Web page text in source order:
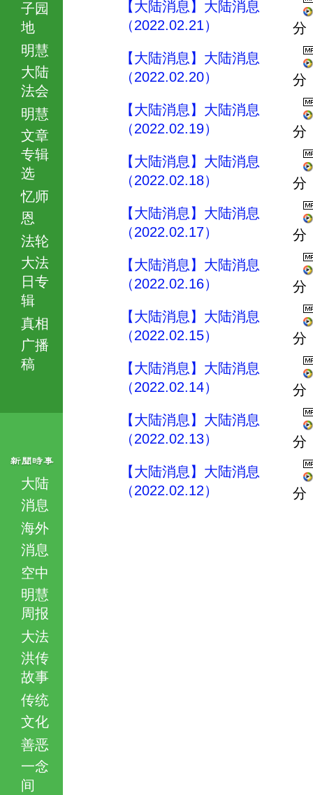
子园
地
明慧
大陆
法会
明慧
文章
专辑
选
忆师
恩
法轮
大法
日专
辑
真相
广播
稿
大陆
消息
海外
消息
空中
明慧
周报
大法
洪传
故事
传统
文化
善恶
一念
间
【大陆消息】大陆消息
（2022.02.21）
分
【大陆消息】大陆消息
（2022.02.20）
分
【大陆消息】大陆消息
（2022.02.19）
分
【大陆消息】大陆消息
（2022.02.18）
分
【大陆消息】大陆消息
（2022.02.17）
分
【大陆消息】大陆消息
（2022.02.16）
分
【大陆消息】大陆消息
（2022.02.15）
分
【大陆消息】大陆消息
（2022.02.14）
分
【大陆消息】大陆消息
（2022.02.13）
分
【大陆消息】大陆消息
（2022.02.12）
分